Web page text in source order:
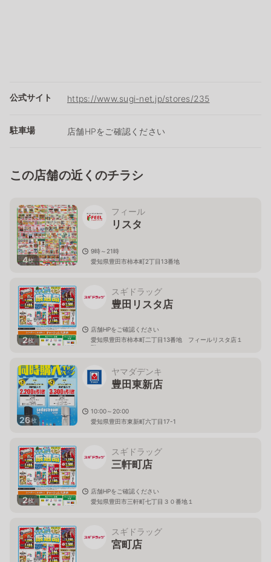
公式サイト https://www.sugi-net.jp/stores/235
駐車場 店舗HPをご確認ください
この店舗の近くのチラシ
4枚
フィール
リスタ
9時～21時
愛知県豊田市柿本町2丁目13番地
2枚
スギドラッグ
豊田リスタ店
店舗HPをご確認ください
愛知県豊田市柿本町二丁目13番地 フィールリスタ店１
階
26枚
ヤマダデンキ
豊田東新店
10:00～20:00
愛知県豊田市東新町六丁目17-1
2枚
スギドラッグ
三軒町店
店舗HPをご確認ください
愛知県豊田市三軒町七丁目３０番地１
スギドラッグ
宮町店